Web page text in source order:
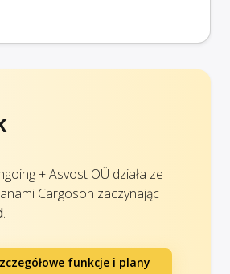
+ Asvost OÜ działa ze
Cargoson zaczynając
.
funkcje i plany